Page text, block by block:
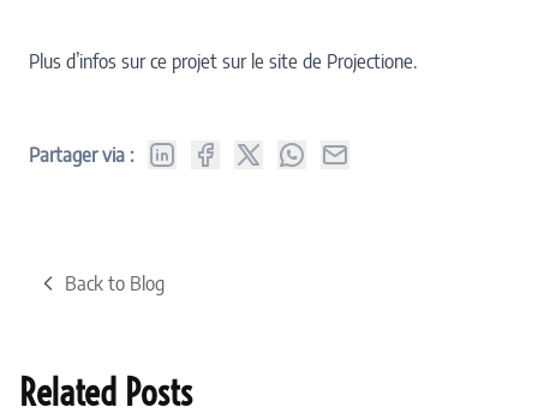
Plus d’infos sur ce projet sur le site de Projectione.
Partager via :
Back to Blog
Related Posts